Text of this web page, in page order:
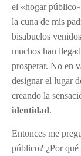
el «hogar
la cuna de mis
bisabuelos
muchos han
prosperar. No en
designar el lugar
creando la
identidad.
Entonces me
público? ¿Por